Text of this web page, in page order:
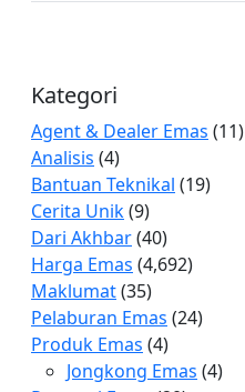
Kategori
Agent & Dealer Emas (11)
Analisis (4)
Bantuan Teknikal (19)
Cerita Unik(9)
Dari Akhbar(40)
Harga Emas (4,692)
Maklumat(35)
Pelaburan Emas (24)
Produk Emas (4)
Jongkong Emas (4)